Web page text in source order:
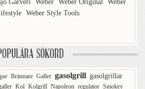
Garveri Weber Weber Original Weber
Weber Style Tools
SÖKORD
Brännare Galler gasolgrill gasolgrillar
Kol Kolgrill Napoleon regulator Smokey